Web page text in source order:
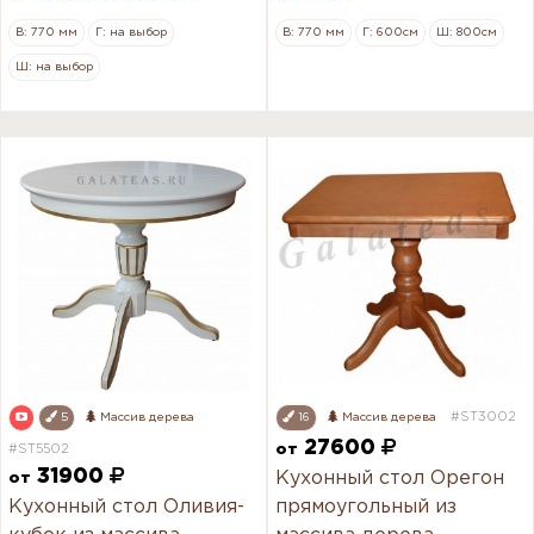
В: 770 мм Г: на выбор
Ш: на выбор
В: 770 мм Г: 600см Ш: 800см
5 Массив дерева
#ST5502
от 31900
Кухонный стол Оливия-
16 Массив дерева #ST3002
от
27600
Кухонный стол Орегон
прямоугольный из